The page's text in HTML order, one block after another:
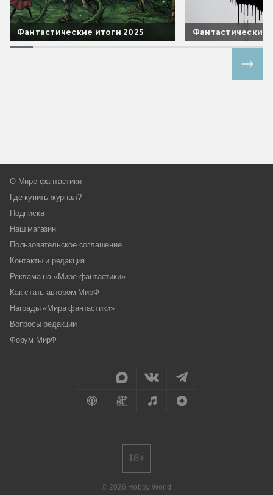
Фантастические итоги 2025 Фантастические
О Мире фантастики
Где купить журнал?
Подписка
Наш магазин
Пользовательское соглашение
Контакты и редакция
Реклама на «Мире фантастики»
Как стать автором МирФ
Награды «Мира фантастики»
Вопросы редакции
Форум МирФ
© 2026 Hobby World
18+